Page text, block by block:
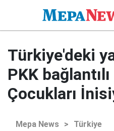
Türkiye'deki
PKK
Çocukları
Mepa News > Türkiye